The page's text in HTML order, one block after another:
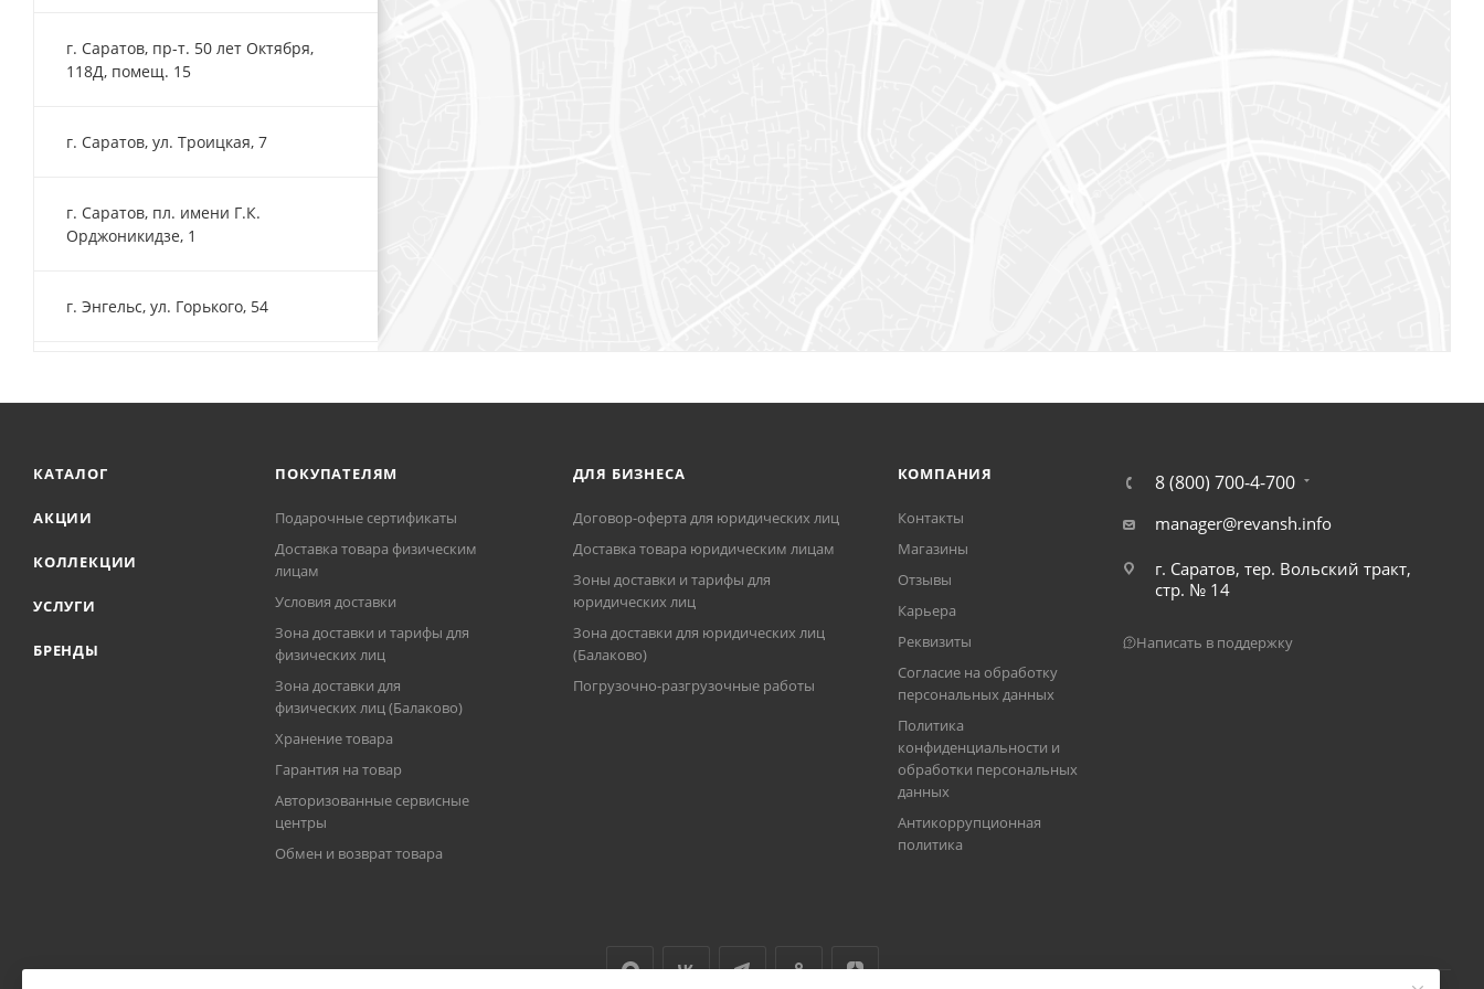
г. Саратов, пр-т. 50 лет Октября,
118Д, помещ. 15
г. Саратов, ул. Троицкая, 7
г. Саратов, пл. имени Г.К.
Орджоникидзе, 1
г. Энгельс, ул. Горького, 54
КАТАЛОГ
АКЦИИ
КОЛЛЕКЦИИ
УСЛУГИ
БРЕНДЫ
ПОКУПАТЕЛЯМ
Подарочные сертификаты
Доставка товара физическим
лицам
Условия доставки
Зона доставки и тарифы для
физических лиц
Зона доставки для
физических лиц (Балаково)
Хранение товара
Гарантия на товар
Авторизованные сервисные
центры
Обмен и возврат товара
ДЛЯ БИЗНЕСА
Договор-оферта для юридических лиц
Доставка товара юридическим лицам
Зоны доставки и тарифы для
юридических лиц
Зона доставки для юридических лиц
(Балаково)
Погрузочно-разгрузочные работы
КОМПАНИЯ
Контакты
Магазины
Отзывы
Карьера
Реквизиты
Согласие на обработку
персональных данных
Политика
конфиденциальности и
обработки персональных
данных
Антикоррупционная
политика
8 (800) 700-4-700
manager@revansh.info
г. Саратов, тер. Вольский тракт,
стр. № 14
Написать в поддержку